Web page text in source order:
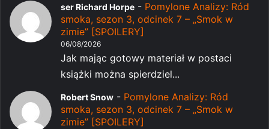
ser Richard Horpe - Pomylone Analizy: Ród
smoka, sezon 3, odcinek 7 – „Smok w
zimie” [SPOILERY]
06/08/2026
Jak mając gotowy materiał w postaci
książki można spierdziel...
Robert Snow - Pomylone Analizy: Ród
smoka, sezon 3, odcinek 7 – „Smok w
zimie” [SPOILERY]